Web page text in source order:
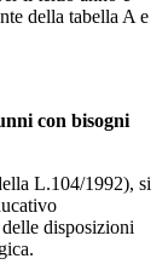
della tabella A e
con bisogni
L.104/1992), si
disposizioni